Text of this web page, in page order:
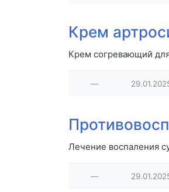
Крем
Крем согревающий
—
Лечение воспаления
—